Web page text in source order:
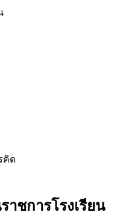
าชการโรงเรียน